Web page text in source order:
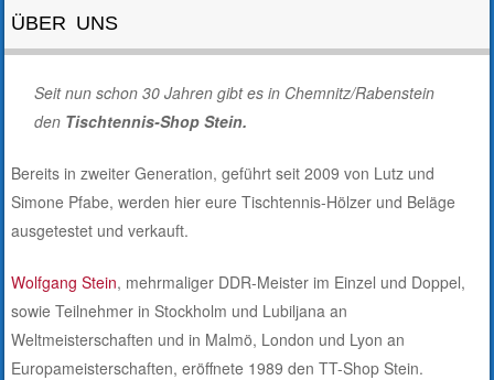
Skip to content
ÜBER UNS
Seit nun schon 30 Jahren gibt es in Chemnitz/Rabenstein
den Tischtennis-Shop Stein.
Bereits in zweiter Generation, geführt seit 2009 von Lutz und
Simone Pfabe, werden hier eure Tischtennis-Hölzer und Beläge
ausgetestet und verkauft.
Wolfgang Stein, mehrmaliger DDR-Meister im Einzel und Doppel,
sowie Teilnehmer in Stockholm und Lubiljana an
Weltmeisterschaften und in Malmö, London und Lyon an
Europameisterschaften, eröffnete 1989 den TT-Shop Stein.